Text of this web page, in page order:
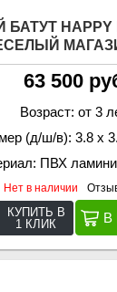
HAPPY
63 500
Возраст: от 3
(д/ш/в): 3.8 х
ПВХ
Нет в наличии
КУПИТЬ В
1 КЛИК